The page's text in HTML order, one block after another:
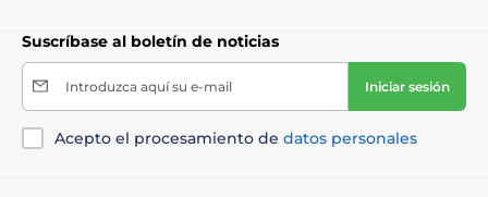
Suscríbase al boletín de noticias
Introduzca aquí su e-mail Iniciar sesión
Acepto el procesamiento de datos personales